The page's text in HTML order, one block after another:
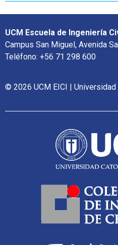
UCM Escuela de Ingeniería
Campus San Miguel, Avenida
Teléfono: +56 71 298 600
© 2026 UCM EICI |